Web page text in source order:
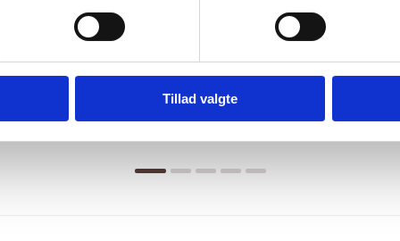
Tillad valgte
SPC Cameron Stone XXL
kr.m2
Vinylgulv - SPC Sanremo
499,00kr.
pris
399,00kr.
pris
m2